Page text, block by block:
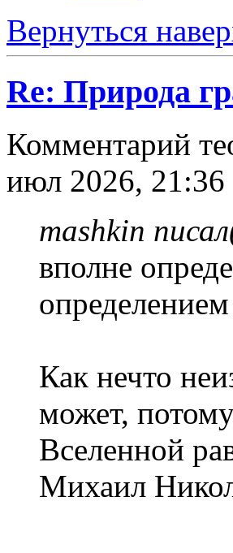
Вернуться
Re: Природа
Комментарий
июл 2026, 21:36
mashkin
вполне
Как нечто
может,
Вселенной
Михаил